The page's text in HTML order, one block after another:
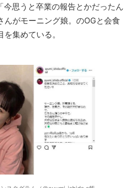
思うと卒業の報告とかだったん
んがモーニング娘。のOGと会食
集めている。